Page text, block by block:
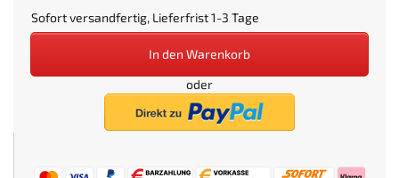
Sofort versandfertig, Lieferfrist 1-3 Tage
In den Warenkorb
oder